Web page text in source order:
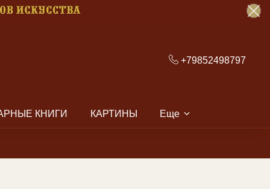
+79852498797
КНИГИ КАРТИНЫ Еще